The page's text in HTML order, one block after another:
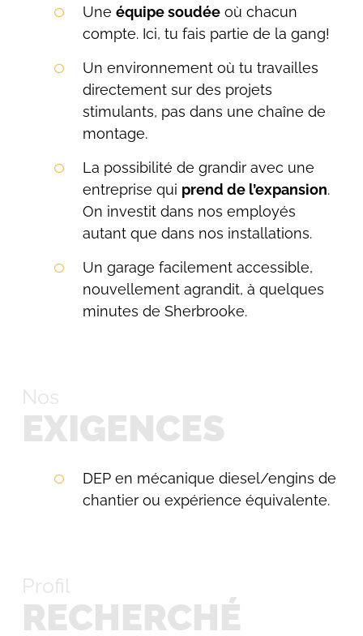
Une équipe soudéeoù chacun
compte. Ici, tu fais partie de la gang!
Un environnement où tu travailles
directement sur des projets
stimulants, pas dans une chaîne de
montage.
La possibilité de grandir avec une
entreprise qui prend de l’expansion.
On investit dans nos employés
autant que dans nos installations.
Un garage facilement accessible,
nouvellement agrandit, à quelques
minutes de Sherbrooke.
Nos
EXIGENCES
DEP en mécanique diesel/engins de
chantier ou expérience équivalente.
Profil
RECHERCHÉ